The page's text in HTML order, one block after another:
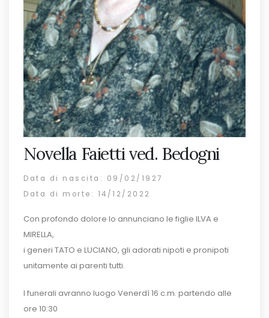
Novella Faietti ved. Bedogni
Data di nascita: 09/02/1927
Data di morte: 14/12/2022
Con profondo dolore lo annunciano le figlie ILVA e
MIRELLA,
i generi TATO e LUCIANO, gli adorati nipoti e pronipoti
unitamente ai parenti tutti.
I funerali avranno luogo Venerdì 16 c.m. partendo alle
ore 10:30